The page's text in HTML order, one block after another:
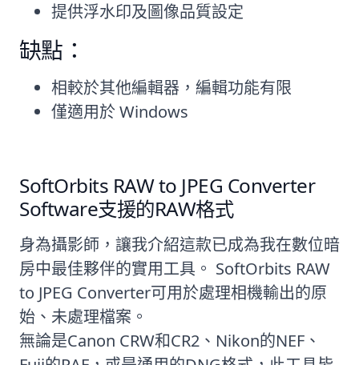
提供浮水印及圖像品質設定
缺點：
相較於其他編輯器，編輯功能有限
僅適用於 Windows
SoftOrbits RAW to JPEG Converter
Software支援的RAW格式
身為攝影師，讓我介紹這款已成為我在數位暗
房中最佳夥伴的實用工具。 SoftOrbits RAW
to JPEG Converter可用於處理相機輸出的原
始、未處理檔案。
無論是Canon CRW和CR2、Nikon的NEF、